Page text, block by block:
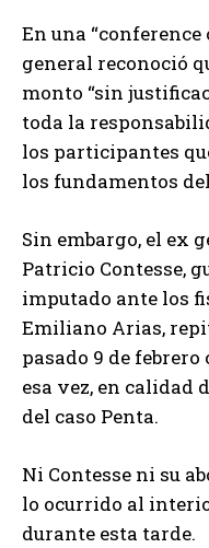
En una
general reconoció
monto “sin
toda la
los participantes
los fundamentos
Sin embargo, el ex
Patricio Contesse,
imputado ante los
Emiliano Arias,
pasado 9 de febrero
esa vez, en calidad
del caso Penta.
Ni Contesse ni su
lo ocurrido al
durante esta tarde.